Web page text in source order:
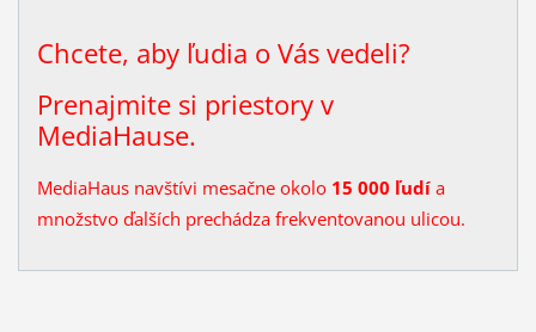
Chcete, aby ľudia o Vás vedeli?
Prenajmite si priestory v
MediaHause.
MediaHaus navštívi mesačne okolo 15 000 ľudía
množstvo ďalších prechádza frekventovanou ulicou.